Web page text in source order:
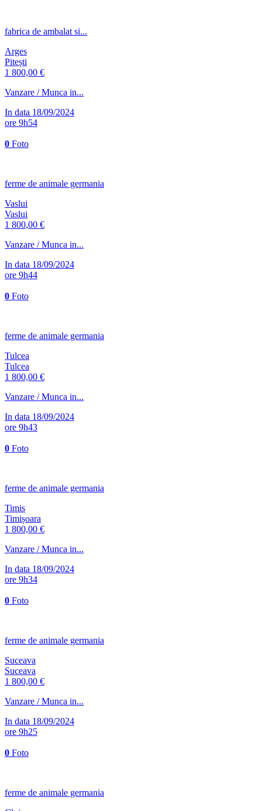
fabrica de ambalat si...
Arges
Pitești
1 800,00 €
Vanzare / Munca in...
In data 18/09/2024
ore 9h54
0 Foto
ferme de animale germania
Vaslui
Vaslui
1 800,00 €
Vanzare / Munca in...
In data 18/09/2024
ore 9h44
0 Foto
ferme de animale germania
Tulcea
Tulcea
1 800,00 €
Vanzare / Munca in...
In data 18/09/2024
ore 9h43
0 Foto
ferme de animale germania
Timis
Timișoara
1 800,00 €
Vanzare / Munca in...
In data 18/09/2024
ore 9h34
0 Foto
ferme de animale germania
Suceava
Suceava
1 800,00 €
Vanzare / Munca in...
In data 18/09/2024
ore 9h25
0 Foto
ferme de animale germania